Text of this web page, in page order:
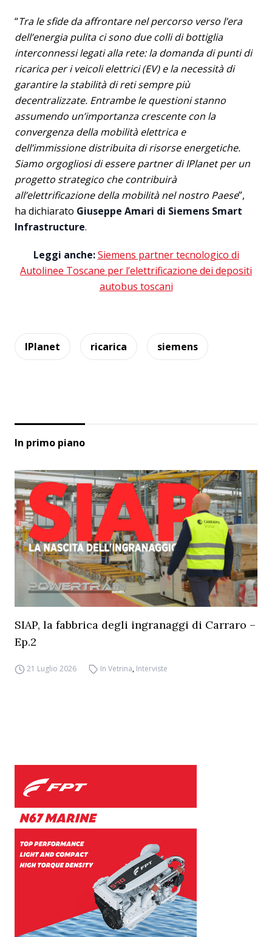
“Tra le sfide da affrontare nel percorso verso l’era
dell’energia pulita ci sono due colli di bottiglia
interconnessi legati alla rete: la domanda di punti di
ricarica per i veicoli elettrici (EV) e la necessità di
garantire la stabilità di reti sempre più
decentralizzate. Entrambe le questioni stanno
assumendo un’importanza crescente con la
convergenza della mobilità elettrica e
dell’immissione distribuita di risorse energetiche.
Siamo orgogliosi di essere partner di IPlanet per un
progetto strategico che contribuirà
all’elettrificazione della mobilità nel nostro Paese”,
ha dichiarato Giuseppe Amari di Siemens Smart
Infrastructure.
Leggi anche:Siemens partner tecnologico di
Autolinee Toscane per l’elettrificazione dei depositi
autobus toscani
IPlanet ricarica siemens
In primo piano
SIAP, la fabbrica degli ingranaggi di Carraro –
Ep.2
21 Luglio 2026 In Vetrina, Interviste